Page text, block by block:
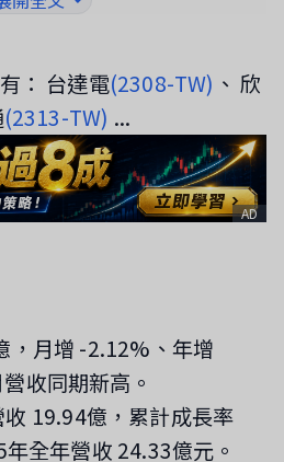
賣。
： 台達電(2308-TW) 、 欣
(2313-TW) ...
AD
，月增 -2.12%、年增
收同期新高 。
19.94億，累計成長率
全年營收 24.33億元。